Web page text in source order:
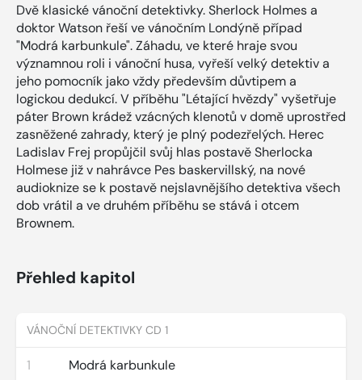
Dvě klasické vánoční detektivky. Sherlock Holmes a
doktor Watson řeší ve vánočním Londýně případ
"Modrá karbunkule". Záhadu, ve které hraje svou
významnou roli i vánoční husa, vyřeší velký detektiv a
jeho pomocník jako vždy především důvtipem a
logickou dedukcí. V příběhu "Létající hvězdy" vyšetřuje
páter Brown krádež vzácných klenotů v domě uprostřed
zasněžené zahrady, který je plný podezřelých. Herec
Ladislav Frej propůjčil svůj hlas postavě Sherlocka
Holmese již v nahrávce Pes baskervillský, na nové
audioknize se k postavě nejslavnějšího detektiva všech
dob vrátil a ve druhém příběhu se stává i otcem
Brownem.
Přehled kapitol
VÁNOČNÍ DETEKTIVKY CD 1
1 Modrá karbunkule